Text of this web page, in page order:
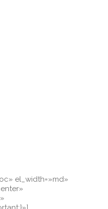
el_width=»md»